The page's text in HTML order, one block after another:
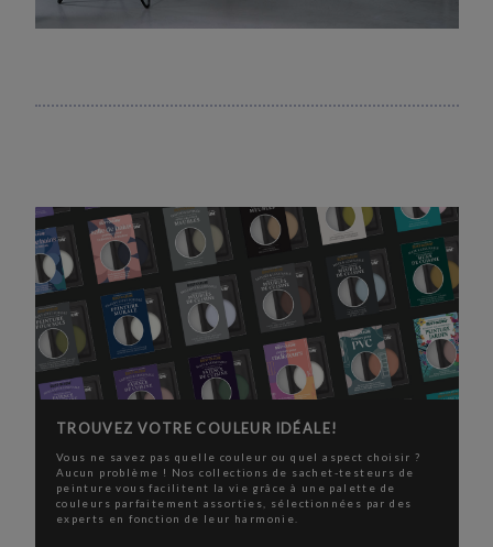
TROUVEZ VOTRE COULEUR IDÉALE!
Vous ne savez pas quelle couleur ou quel aspect choisir ?
Aucun problème ! Nos collections de sachet-testeurs de
peinture vous facilitent la vie grâce à une palette de
couleurs parfaitement assorties, sélectionnées par des
experts en fonction de leur harmonie.